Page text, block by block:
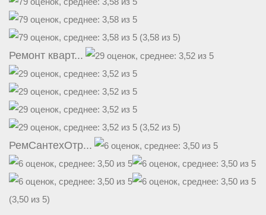
(3,58 из 5)
Ремонт кварт...
(3,52 из 5)
РемСантехОтр...
(3,50 из 5)